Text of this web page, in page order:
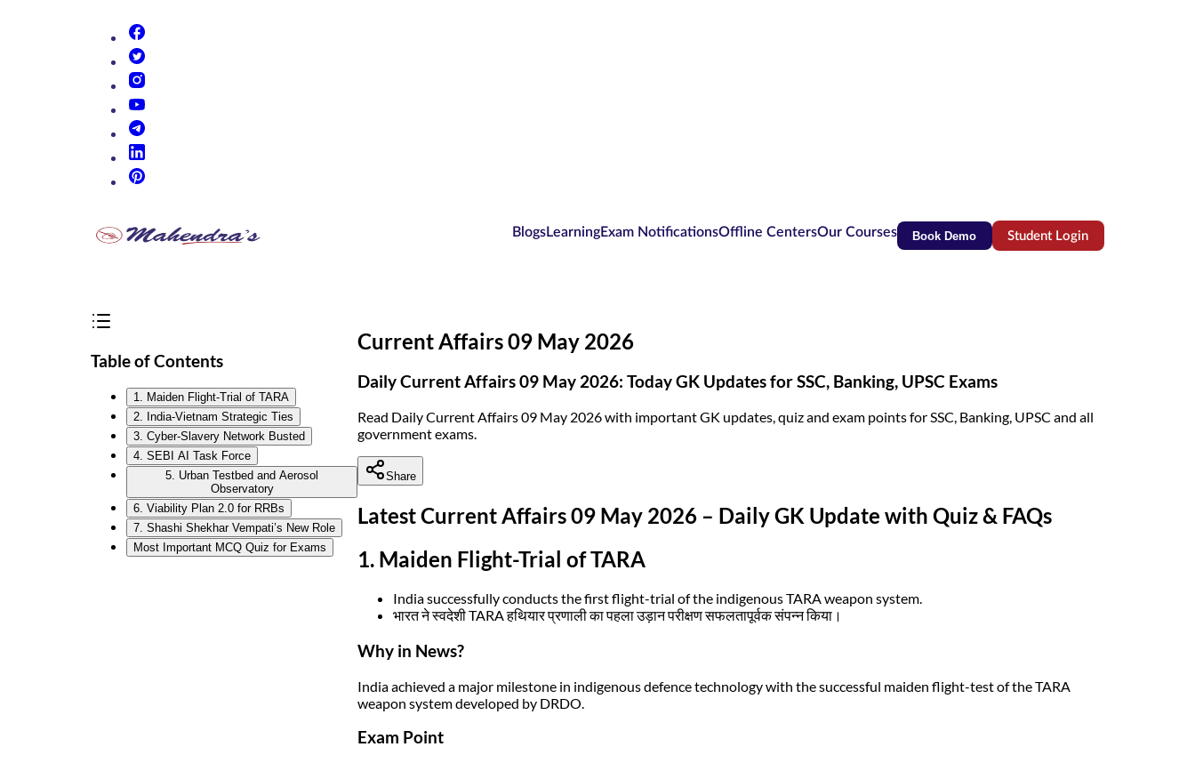
BlogsLearningExam NotificationsOffline CentersOur Courses Book Demo Student Login(opens in new tab)
Table of Contents
1. Maiden Flight-Trial of TARA
2. India-Vietnam Strategic Ties
3. Cyber-Slavery Network Busted
4. SEBI AI Task Force
5. Urban Testbed and Aerosol
Observatory
6. Viability Plan 2.0 for RRBs
7. Shashi Shekhar Vempati’s New Role
Most Important MCQ Quiz for Exams
Current Affairs 09 May 2026
Daily Current Affairs 09 May 2026: Today GK Updates for SSC, Banking, UPSC Exams
Read Daily Current Affairs 09 May 2026 with important GK updates, quiz and exam points for SSC, Banking, UPSC and all
government exams.
Share
Latest Current Affairs 09 May 2026 – Daily GK Update with Quiz & FAQs
1. Maiden Flight-Trial of TARA
India successfully conducts the first flight-trial of the indigenous TARA weapon system.
भारत ने स्वदेशी TARA हथियार प्रणाली का पहला उड़ान परीक्षण सफलतापूर्वक संपन्न किया।
Why in News?
India achieved a major milestone in indigenous defence technology with the successful maiden flight-test of the TARA
weapon system developed by DRDO.
Exam Point